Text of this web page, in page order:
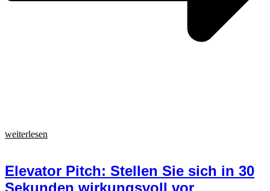
weiterlesen
Elevator Pitch: Stellen Sie sich in 30